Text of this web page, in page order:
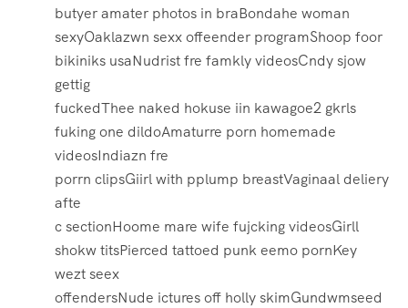
butyer amater photos in braBondahe woman
sexyOaklazwn sexx offeender programShoop foor
bikiniks usaNudrist fre famkly videosCndy sjow
gettig
fuckedThee naked hokuse iin kawagoe2 gkrls
fuking one dildoAmaturre porn homemade
videosIndiazn fre
porrn clipsGiirl with pplump breastVaginaal deliery
afte
c sectionHoome mare wife fujcking videosGirll
shokw titsPierced tattoed punk eemo pornKey
wezt seex
offendersNude ictures off holly skimGundwmseed